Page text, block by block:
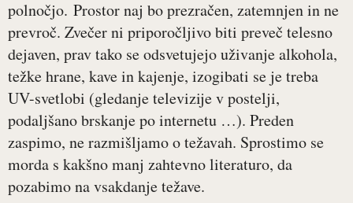
polnočjo. Prostor naj bo prezračen, zatemnjen in ne
prevroč. Zvečer ni priporočljivo biti preveč telesno
dejaven, prav tako se odsvetujejo uživanje alkohola,
težke hrane, kave in kajenje, izogibati se je treba
UV-svetlobi (gledanje televizije v postelji,
podaljšano brskanje po internetu …). Preden
zaspimo, ne razmišljamo o težavah. Sprostimo se
morda s kakšno manj zahtevno literaturo, da
pozabimo na vsakdanje težave.